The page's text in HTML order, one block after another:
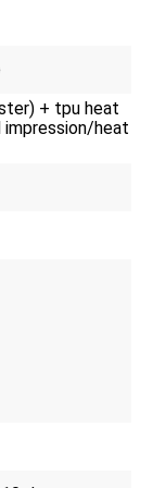
+ tpu heat
impression/heat